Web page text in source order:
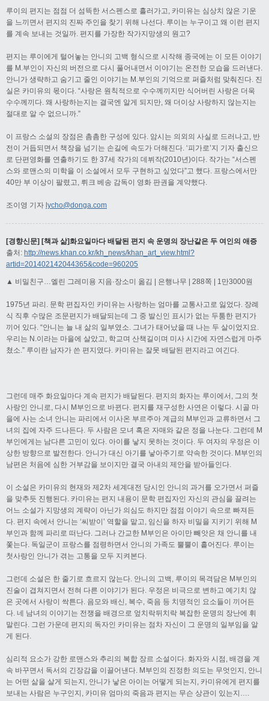
루이의 편지는 점점 더 섬뜩한 서스펜스로 흘러가고, 카미유는 심상치 않은 기운
을 느끼면서 편지의 진짜 주인을 찾기 위해 나선다. 루이는 누구이고 왜 이런 편지
를 계속 보내는 것일까. 편지를 가장한 작가지망생의 원고?
편지는 루이에게 털어놓는 안니의 고백 형식으로 시작해 종국에는 이 모든 이야기
를 M.부인이 자신의 버전으로 다시 풀어내면서 이야기는 온전한 모습을 드러낸다.
안니가 생략하고 숨기고 줄인 이야기는 M.부인의 기억으로 퍼즐처럼 맞춰진다. 진
실은 카미유의 몫이다. “사랑은 원칙적으로 수수께끼지만 식어버린 사랑은 더욱
수수께끼다. 왜 사랑하는지는 결국엔 알게 되지만, 왜 더이상 사랑하지 않는지는
절대로 알 수 없으니까.”
이 프랑스 소설의 장점은 촘촘한 구성에 있다. 암시는 의외의 사실로 드러나고, 반
전이 거듭되면서 책장을 넘기는 손길에 속도가 더해진다. ‘피가로’지 기자 출신으
로 단편영화를 연출하기도 한 37세 작가의 데뷔작(2010년)이다. 작가는 “서스펜
스와 로맨스의 미학을 이 소설에서 모두 구현하고 싶었다”고 했다. 프랑스에서만
40만 부 이상이 팔렸고, 뤼크 베송 감독이 영화 판권을 계약했다.
조이영 기자 lycho@donga.com
[경향신문] [책과 삶]화요일마다 배달된 편지 속 운명의 장난같은 두 여인의 애증
출처: http://news.khan.co.kr/kh_news/khan_art_view.html?
artid=201402142044365&code=960205
▲ 비밀친구…엘린 그레미용 지음·장소미 옮김 | 은행나무 | 288쪽 | 1만3000원
1975년 파리. 문학 편집자인 카미유는 사랑하는 엄마를 교통사고로 잃었다. 장례
식 직후 수많은 조문편지가 배달되는데 그 중 발신인 표시가 없는 두툼한 편지가
끼어 있다. “안니는 늘 내 삶의 일부였소. 그녀가 태어났을 때 나는 두 살이었지요.
우리는 N.이라는 마을에 살았고, 학교며 산책길이며 미사 시간에 자연스럽게 마주
쳤소.” 루이란 남자가 쓴 편지였다. 카미유는 잘못 배달된 편지라고 여긴다.
그런데 매주 화요일마다 계속 편지가 배달된다. 편지의 화자는 루이에서, 그의 첫
사랑인 안니로, 다시 M부인으로 바뀐다. 편지를 재구성한 사연은 이렇다. 시골 마
을에 사는 소녀 안니는 파리에서 이사온 부르주아 계급의 M부인과 교류하면서 그
녀의 집에 자주 드나든다. 두 사람은 모녀 혹은 자매와 같은 정을 나눈다. 그런데 M
부인에게는 남다른 고민이 있다. 아이를 낳지 못하는 것이다. 두 여자의 우정은 이
상한 방향으로 발전한다. 안니가 대신 아기를 낳아주기로 약속한 것이다. M부인의
남편은 처음에 심한 거부감을 보이지만 결국 아내의 제안을 받아들인다.
이 소설은 카미유의 현재와 제2차 세계대전 당시인 안니의 과거를 오가면서 퍼즐
을 맞추듯 진행된다. 카미유는 편지 내용이 문학 편집자인 자신의 관심을 끌려는
어느 소설가 지망생의 계략이 아닌가 의심도 하지만 점점 이야기 속으로 빠져든
다. 편지 속에서 안니는 ‘씨받이’ 역할을 맡고, 임신을 하자 비밀을 지키기 위해 M
부인과 함께 파리로 떠난다. 그러나 간교한 M부인은 아이만 빼앗은 채 안니를 내
쫓는다. 독일군이 프랑스를 점령하면서 안니의 가족도 뿔뿔이 흩어진다. 루이는
첫사랑인 안니가 겪는 고통을 모두 지켜본다.
그런데 소설은 한 줄기로 흐르지 않는다. 안니의 고백, 루이의 목격담은 M부인의
진술이 겹쳐지면서 전혀 다른 이야기가 된다. 우정은 비극으로 변하고 예기치 않
은 곳에서 사랑이 싹튼다. 음모와 배신, 복수, 죽음 등 치명적인 요소들이 끼어든
다. 네 남녀의 이야기는 전쟁을 배경으로 엎치락뒤치락 복잡한 운명의 장난에 휘
말린다. 그런 가운데 편지의 독자인 카미유는 점차 자신이 그 운명의 일부임을 알
게 된다.
심리적 요소가 강한 로맨스와 추리의 복합 장르 소설이다. 화자와 시점, 배경을 계
속 바꾸면서 독서의 긴장감을 이끌어낸다. M부인의 진정한 의도는 무엇인지, 안니
는 어떤 삶을 살게 되는지, 안니가 낳은 아이는 어떻게 되는지, 카미유에게 편지를
보내는 사람은 누구인지, 카미유 엄마의 죽음과 편지는 무슨 상관이 있는지….